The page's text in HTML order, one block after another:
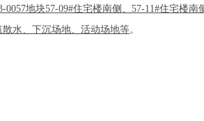
0057地块57-09#住宅楼南侧、57-11#住宅楼
散水、下沉场地、活动场地等。